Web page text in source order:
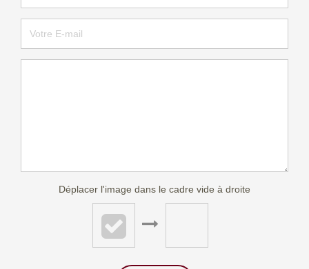
Déplacer l'image dans le cadre vide à droite